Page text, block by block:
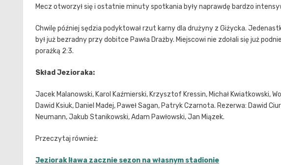
Mecz otworzył się i ostatnie minuty spotkania były naprawdę bardzo
Chwilę później sędzia podyktował rzut karny dla drużyny z Giżycka.
był już bezradny przy dobitce Pawła Drażby. Miejscowi nie zdołali się już
porażką 2:3.
Skład Jezioraka:
Jacek Malanowski, Karol Kaźmierski, Krzysztof Kressin, Michał Kwiatkowski,
Dawid Ksiuk, Daniel Madej, Paweł Sagan, Patryk Czarnota. Rezerwa: Dawid
Neumann, Jakub Stanikowski, Adam Pawłowski, Jan Miązek.
Przeczytaj również:
Jeziorak Iława zacznie sezon na własnym stadionie